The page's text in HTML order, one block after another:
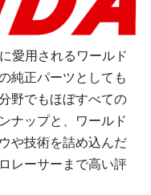
愛用されるワールド
純正パーツとしても
野でもほぼすべての
ナップと、ワールド
や技術を詰め込んだ
レーサーまで高い評